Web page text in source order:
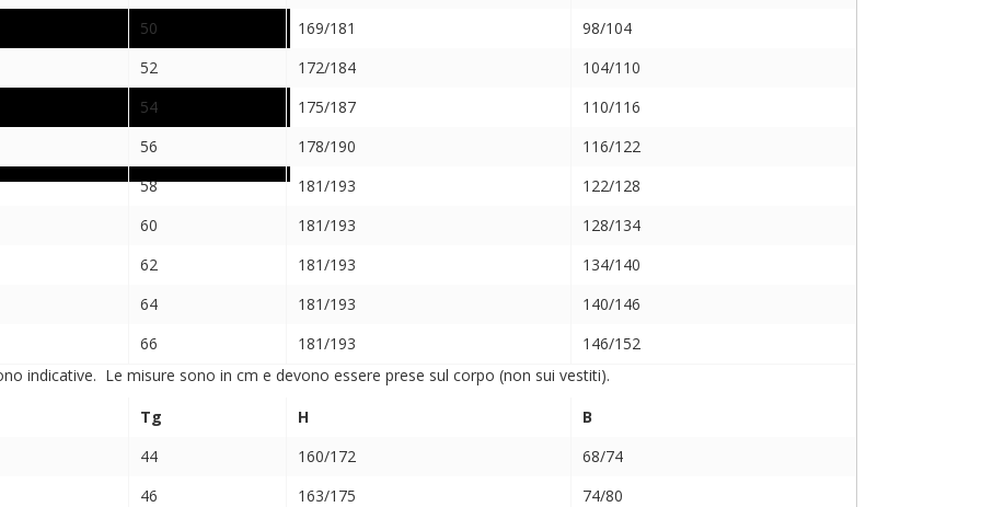
50 169/181
98/104
52 172/184
104/110
54 175/187
110/116
56 178/190
116/122
58 181/193
122/128
60 181/193
128/134
62 181/193
134/140
64 181/193
140/146
66 181/193
146/152
indicative. Le misure sono in cm e devono essere prese sul corpo (non sui vestiti).
Tg H
B
44 160/172
68/74
46 163/175
74/80